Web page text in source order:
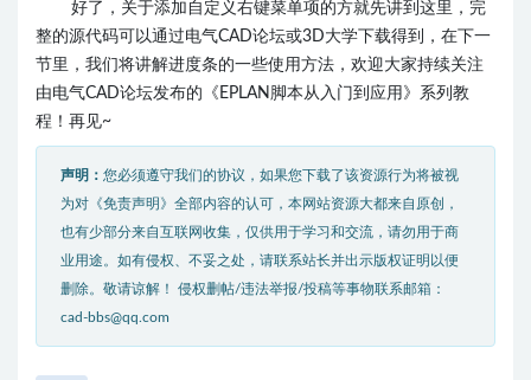
好了，关于添加自定义右键菜单项的方就先讲到这里，完
整的源代码可以通过电气CAD论坛或3D大学下载得到，在下一
节里，我们将讲解进度条的一些使用方法， 欢迎大家持续关注
由电气CAD论坛发布的《EPLAN脚本从入门到应用》系列教
程！再见~
声明： 您必须遵守我们的协议，如果您下载了该资源行为将被视
为对《免责声明》全部内容的认可，本网站资源大都来自原创，
也有少部分来自互联网收集，仅供用于学习和交流，请勿用于商
业用途。如有侵权、不妥之处，请联系站长并出示版权证明以便
删除。敬请谅解！ 侵权删帖/违法举报/投稿等事物联系邮箱：
cad-bbs@qq.com